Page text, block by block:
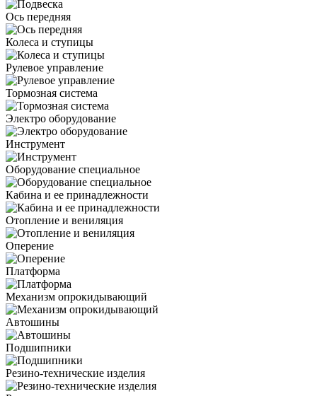
Ось передняя
Колеса и ступицы
Рулевое управление
Тормозная система
Электро оборудование
Инструмент
Оборудование специальное
Кабина и ее принадлежности
Отопление и вениляция
Оперение
Платформа
Механизм опрокидывающий
Автошины
Подшипники
Резино-технические изделия